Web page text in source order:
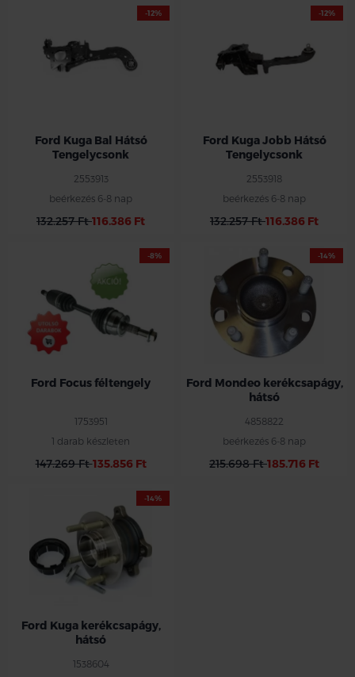
-12%
Ford Kuga Bal Hátsó
Tengelycsonk
2553913
beérkezés 6-8 nap
132.257 Ft116.386 Ft
-12%
Ford Kuga Jobb Hátsó
Tengelycsonk
2553918
beérkezés 6-8 nap
132.257 Ft116.386 Ft
Ezen az áron csak 1db, a készlet
erejéig !!
-8%
Ford Focus féltengely
1753951
1 darab készleten
147.269 Ft135.856 Ft
-14%
Ford Mondeo kerékcsapágy,
hátsó
4858822
beérkezés 6-8 nap
215.698 Ft185.716 Ft
-14%
Ford Kuga kerékcsapágy,
hátsó
1538604